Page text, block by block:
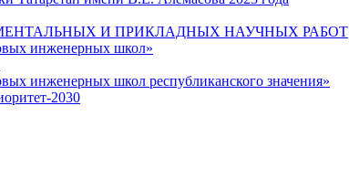
И ПРИКЛАДНЫХ НАУЧНЫХ РАБОТ
инженерных школ»
инженерных школ республиканского значения»
2030